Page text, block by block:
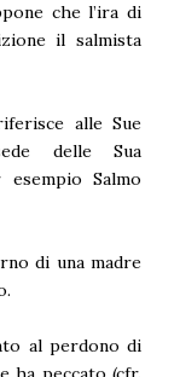
che l’ira di
il salmista
alle Sue
delle Sua
Salmo
di una madre
al perdono di